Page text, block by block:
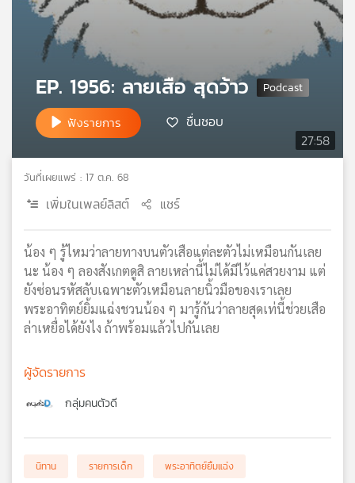
ข่าย
วิทยุ
ไทย
เอส
แผนที่
วิทยุ
27:58
EP. 1956: ลายเสือ สุดว้าว
ฟังรายการ ชื่นชอบ
วันที่เผยแพร่ : 17 ต.ค. 68
เพิ่มในเพลย์ลิสต์ แชร์
น้อง ๆ รู้ไหมว่าลายทางบนตัวเสือแต่ละตัวไม่เหมือนกันเลย
นะ น้อง ๆ ลองสังเกตดูสิ ลายเหล่านี้ไม่ได้มีไว้แค่สวยงาม แต่
ยังซ่อนรหัสลับเฉพาะตัวเหมือนลายนิ้วมือของเราเลย
พระอาทิตย์ยิ้มแฉ่งชวนน้อง ๆ มารู้กันว่าลายสุดเท่นี้ช่วยเสือ
ล่าเหยื่อได้ยังไง ถ้าพร้อมแล้วไปกันเลย
ผู้จัดรายการ
กลุ่มคนตัวดี
นิทาน รายการเด็ก พระอาทิตย์ยิ้มแฉ่ง